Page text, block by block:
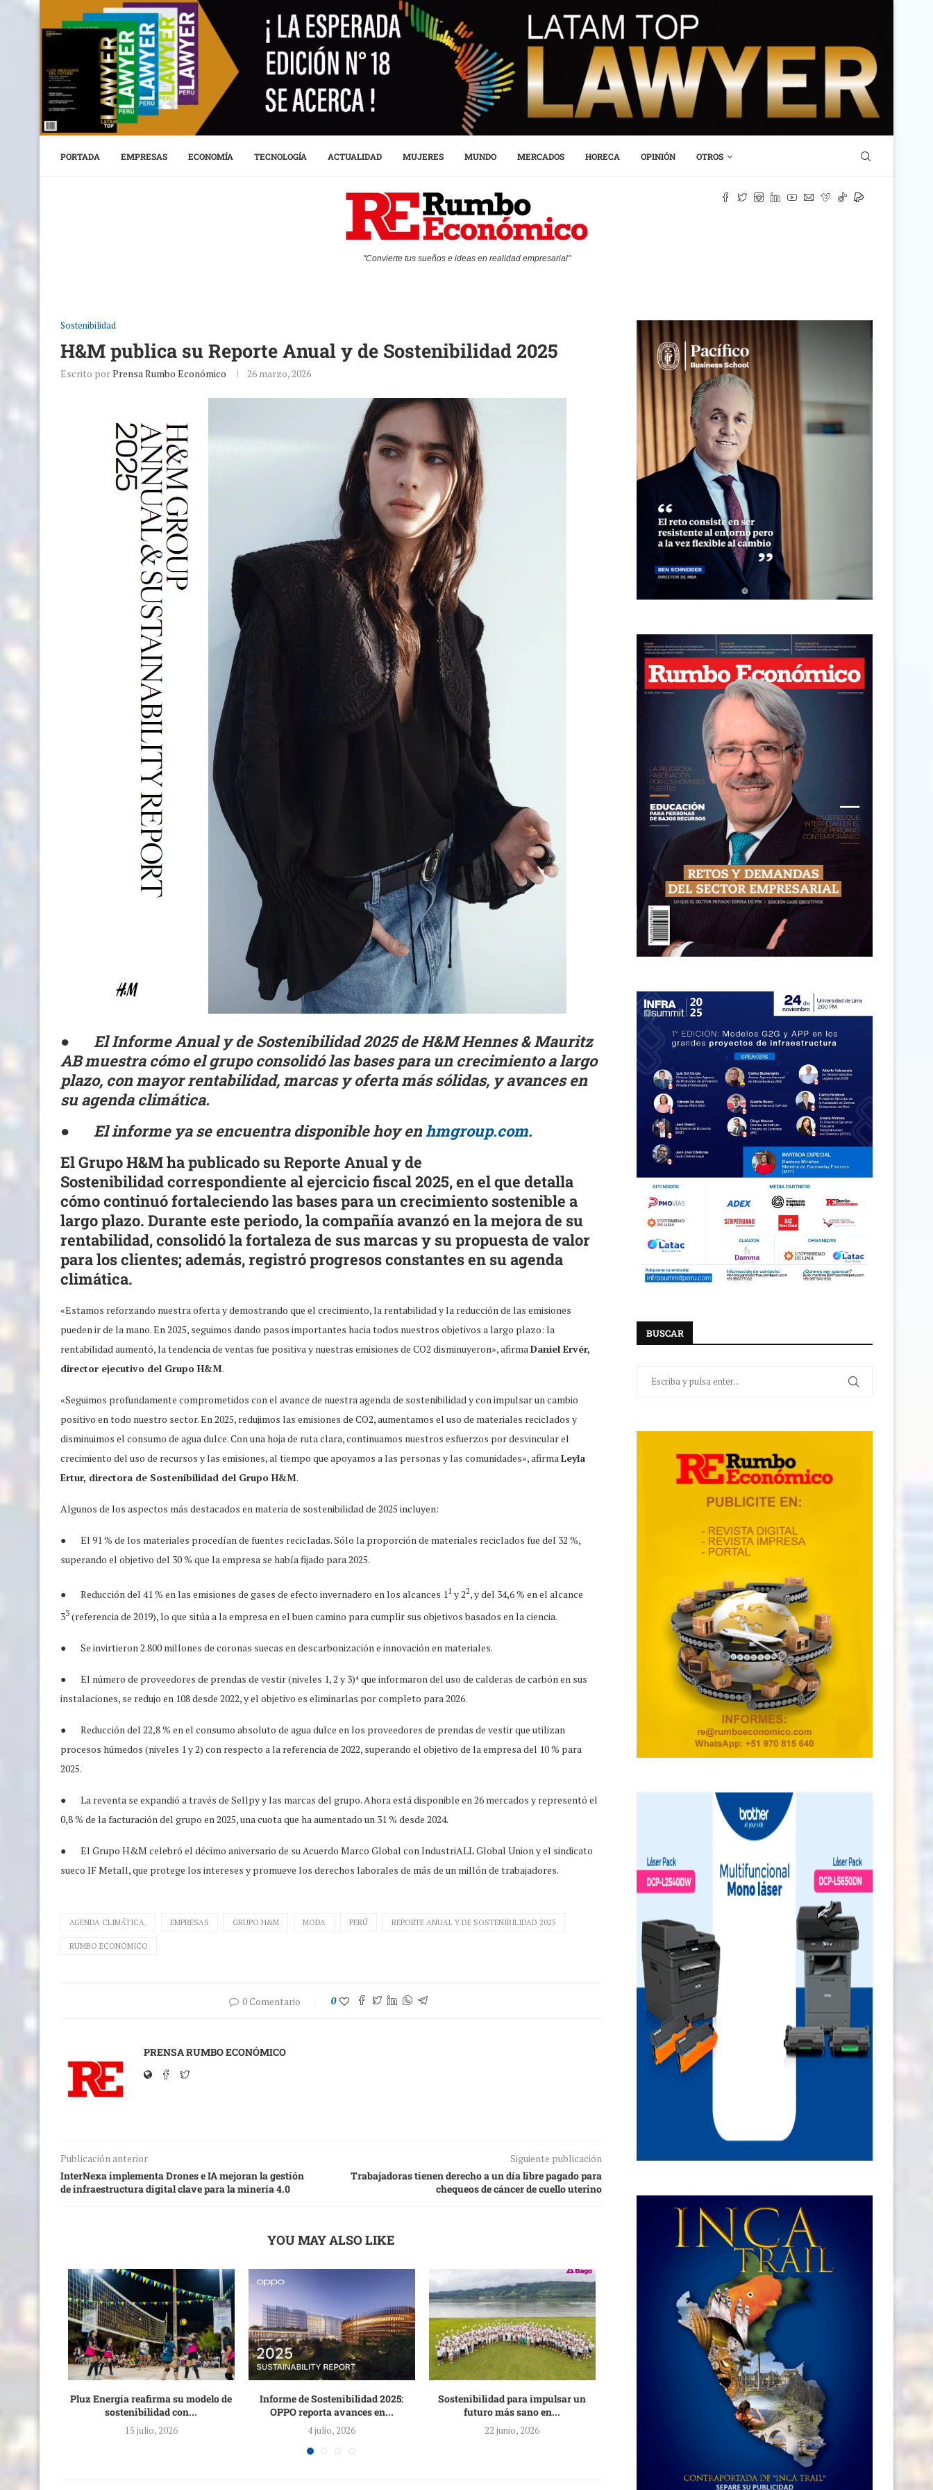
PORTADA EMPRESAS ECONOMÍA TECNOLOGÍA ACTUALIDAD MUJERES MUNDO MERCADOS HORECA OPINIÓN OTROS
"Convierte tus sueños e ideas en realidad empresarial"
Sostenibilidad
H&M publica su Reporte Anual y de Sostenibilidad 2025
Escrito porPrensa Rumbo Económico 26 marzo, 2026
● El Informe Anual y de Sostenibilidad 2025 de H&M Hennes & Mauritz
AB muestra cómo el grupo consolidó las bases para un crecimiento a largo
plazo, con mayor rentabilidad, marcas y oferta más sólidas, y avances en
su agenda climática.
● El informe ya se encuentra disponible hoy enhmgroup.com.
El Grupo H&M ha publicado suReporte Anual y de
Sostenibilidadcorrespondiente al ejercicio fiscal2025, en el que detalla
cómo continuó fortaleciendo las bases para un crecimiento sostenible a
largo plazo. Durante este periodo, la compañía avanzó en la mejora de su
rentabilidad, consolidó la fortaleza de sus marcas y su propuesta de valor
para los clientes; además, registró progresos constantes en su agenda
climática.
«Estamos reforzando nuestra oferta y demostrando que el crecimiento, la rentabilidad y la reducción de las emisiones
pueden ir de la mano. En 2025, seguimos dando pasos importantes hacia todos nuestros objetivos a largo plazo: la
rentabilidad aumentó, la tendencia de ventas fue positiva y nuestras emisiones de CO2 disminuyeron», afirma Daniel Ervér,
director ejecutivo del Grupo H&M.
«Seguimos profundamente comprometidos con el avance de nuestra agenda de sostenibilidad y con impulsar un cambio
positivo en todo nuestro sector. En 2025, redujimos las emisiones de CO2, aumentamos el uso de materiales reciclados y
disminuimos el consumo de agua dulce. Con una hoja de ruta clara, continuamos nuestros esfuerzos por desvincular el
crecimiento del uso de recursos y las emisiones, al tiempo que apoyamos a las personas y las comunidades», afirma Leyla
Ertur, directora de Sostenibilidad del Grupo H&M.
Algunos de los aspectos más destacados en materia de sostenibilidad de 2025 incluyen:
● El 91 % de los materiales procedían de fuentes recicladas. Sólo la proporción de materiales reciclados fue del 32 %,
superando el objetivo del 30 % que la empresa se había fijado para 2025.
● Reducción del 41 % en las emisiones de gases de efecto invernadero en los alcances 1 1 y 22, y del 34,6 % en el alcance
33 (referencia de 2019), lo que sitúa a la empresa en el buen camino para cumplir sus objetivos basados en la ciencia.
● Se invirtieron 2.800 millones de coronas suecas en descarbonización e innovación en materiales.
● El número de proveedores de prendas de vestir (niveles 1, 2 y 3)⁴ que informaron del uso de calderas de carbón en sus
instalaciones, se redujo en 108 desde 2022, y el objetivo es eliminarlas por completo para 2026.
● Reducción del 22,8 % en el consumo absoluto de agua dulce en los proveedores de prendas de vestir que utilizan
procesos húmedos (niveles 1 y 2) con respecto a la referencia de 2022, superando el objetivo de la empresa del 10 % para
2025.
● La reventa se expandió a través de Sellpy y las marcas del grupo. Ahora está disponible en 26 mercados y representó el
0,8 % de la facturación del grupo en 2025, una cuota que ha aumentado un 31 % desde 2024.
● El Grupo H&M celebró el décimo aniversario de su Acuerdo Marco Global con IndustriALL Global Union y el sindicato
sueco IF Metall, que protege los intereses y promueve los derechos laborales de más de un millón de trabajadores.
AGENDA CLIMÁTICA. EMPRESAS GRUPO H&M MODA PERÚ REPORTE ANUAL Y DE SOSTENIBILIDAD 2025
RUMBO ECONÓMICO
0 Comentario 0
PRENSA RUMBO ECONÓMICO
Publicación anterior
InterNexa implementa Drones e IA mejoran la gestión
de infraestructura digital clave para la minería 4.0
Siguiente publicación
Trabajadoras tienen derecho a un día libre pagado para
chequeos de cáncer de cuello uterino
YOU MAY ALSO LIKE
Pluz Energía reafirma su modelo de
sostenibilidad con...
15 julio, 2026
Informe de Sostenibilidad 2025:
OPPO reporta avances en...
4 julio, 2026
Sostenibilidad para impulsar un
futuro más sano en...
22 junio, 2026
Austral Group consolida avances en
sostenibilidad con foco...
Construir un mundo
resiliente: ESET
BUSCAR